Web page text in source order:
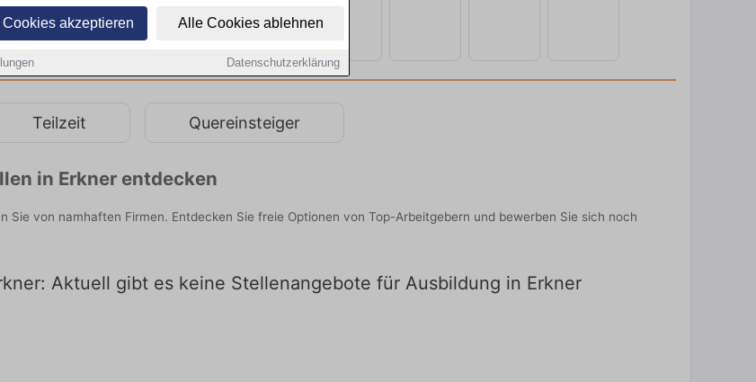
akzeptieren Alle Cookies ablehnen
Datenschutzerklärung
Teilzeit Quereinsteiger
in Erkner entdecken
Sie von namhaften Firmen. Entdecken Sie freie Optionen von Top-Arbeitgebern und bewerben Sie sich noch
Aktuell gibt es keine Stellenangebote für Ausbildung in Erkner